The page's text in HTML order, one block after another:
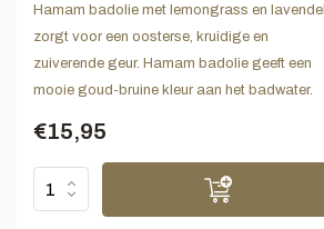
Hamam badolie met lemongrass en lavendel
zorgt voor een oosterse, kruidige en
zuiverende geur. Hamam badolie geeft een
mooie goud-bruine kleur aan het badwater.
€15,95